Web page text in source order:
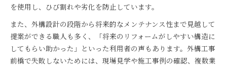
を使用し、ひび割れや劣化を防止しています。
また、外構設計の段階から将来的なメンテナンス性まで見越して
提案ができる職人も多く、「将来のリフォームがしやすい構造に
してもらい助かった」といった利用者の声もあります。外構工事
前橋で失敗しないためには、現場見学や施工事例の確認、複数業